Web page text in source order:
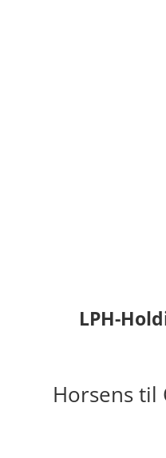
LPH-
Horsens til